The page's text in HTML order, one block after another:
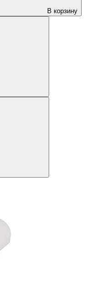
В корзину